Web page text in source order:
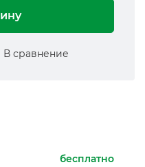
В сравнение
бесплатно